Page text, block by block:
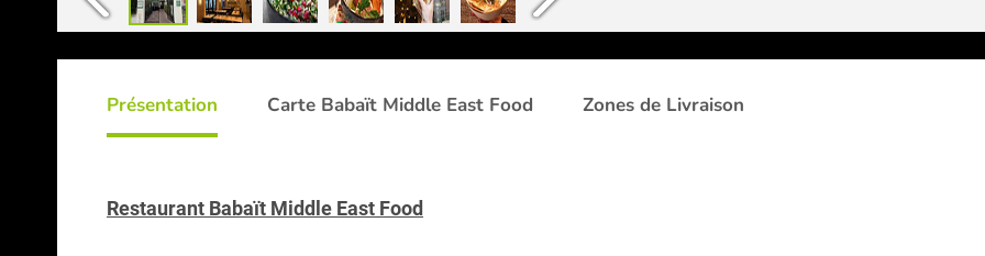
Présentation Carte Babaït Middle East Food Zones de Livraison
Restaurant Babaït Middle East Food